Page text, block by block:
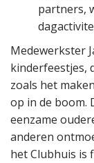
partners,
Medewerkster
kinderfeestjes,
zoals het
op in de boom.
eenzame
anderen
het Clubhuis is